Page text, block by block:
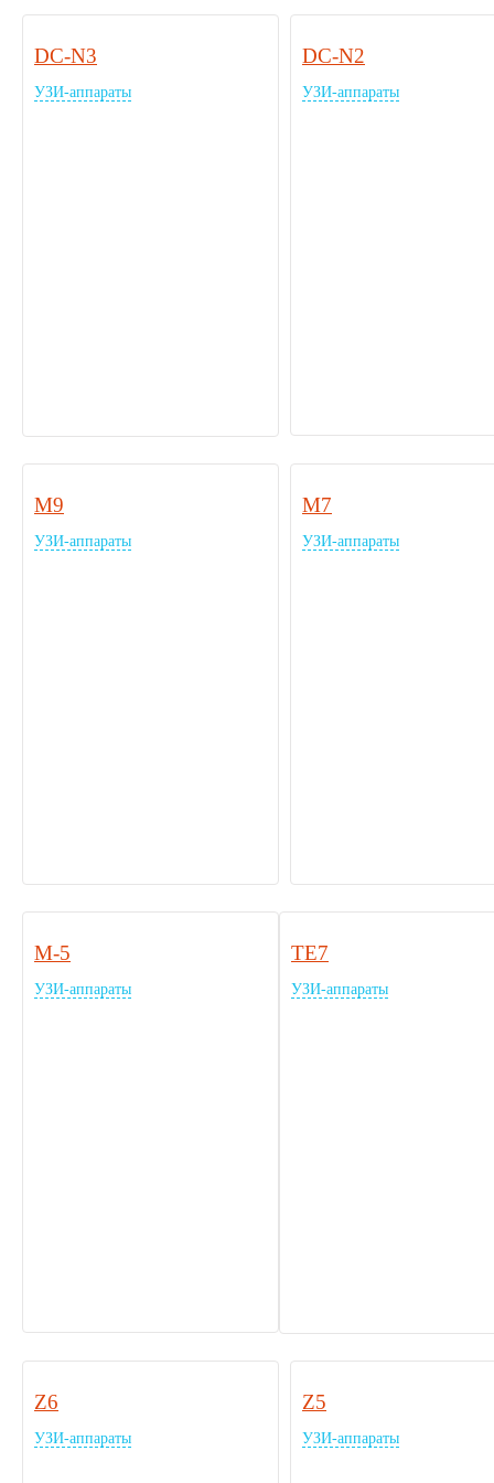
DC-N3
УЗИ-аппараты
DC-N2
УЗИ-аппараты
M9
УЗИ-аппараты
M7
УЗИ-аппараты
M-5
УЗИ-аппараты
TE7
УЗИ-аппараты
Z6
УЗИ-аппараты
Z5
УЗИ-аппараты